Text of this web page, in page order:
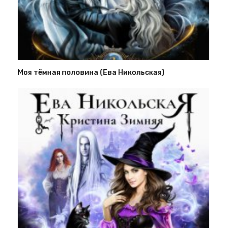
Моя тёмная половина (Ева Никольская)